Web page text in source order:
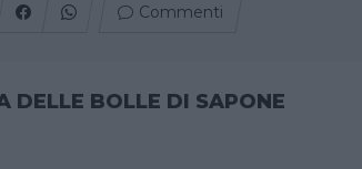
Commenti
DELLE BOLLE DI SAPONE